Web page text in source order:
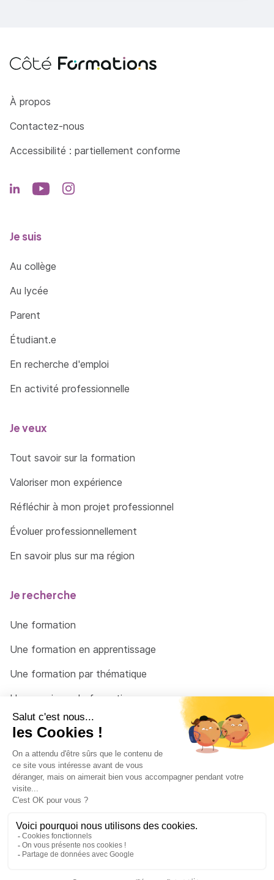
Côté Formations
À propos
Contactez-nous
Accessibilité : partiellement conforme
Je suis
Au collège
Au lycée
Parent
Étudiant.e
En recherche d'emploi
En activité professionnelle
Je veux
Tout savoir sur la formation
Valoriser mon expérience
Réfléchir à mon projet professionnel
Évoluer professionnellement
En savoir plus sur ma région
Je recherche
Une formation
Une formation en apprentissage
Une formation par thématique
Un organisme de formation
Un conseiller
© 2026 - Côté Formations - par Via Compétences
Menu Pied de page
Mentions Légales